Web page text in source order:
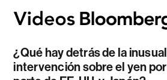
¿Qué hay detrás de la inusual
intervención sobre el yen por